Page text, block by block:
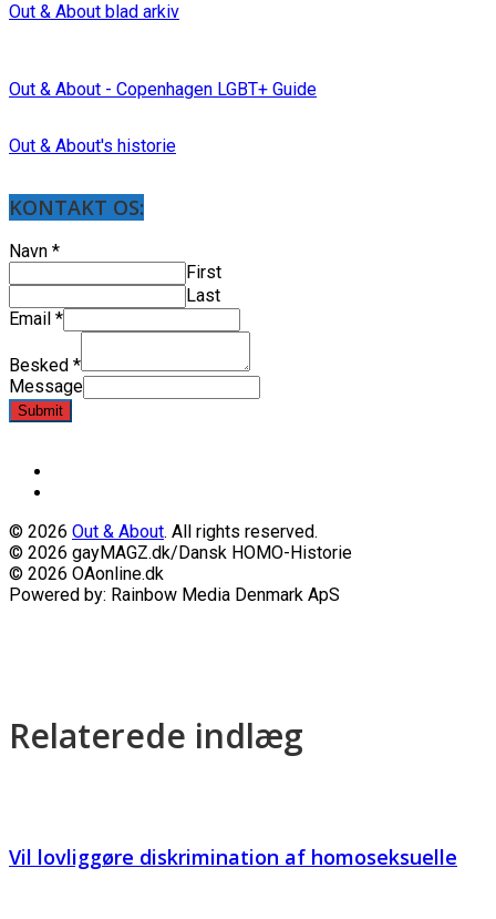
Out & About blad arkiv
Out & About - Copenhagen LGBT+ Guide
Out & About's historie
KONTAKT OS:
Navn *
First
Last
Email *
Besked *
Message
Submit
© 2026 Out & About. All rights reserved.
© 2026 gayMAGZ.dk/Dansk HOMO-Historie
© 2026 OAonline.dk
Powered by: Rainbow Media Denmark ApS
Relaterede indlæg
Vil lovliggøre diskrimination af homoseksuelle